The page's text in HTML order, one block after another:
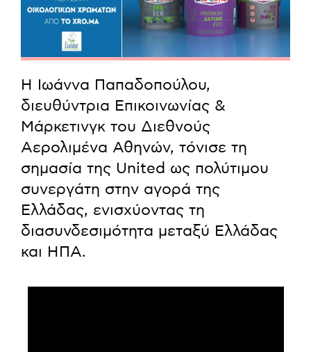
Η Ιωάννα Παπαδοπούλου,
διευθύντρια Επικοινωνίας &
Μάρκετινγκ του Διεθνούς
Αερολιμένα Αθηνών, τόνισε τη
σημασία της United ως πολύτιμου
συνεργάτη στην αγορά της
Ελλάδας, ενισχύοντας τη
διασυνδεσιμότητα μεταξύ Ελλάδας
και ΗΠΑ.